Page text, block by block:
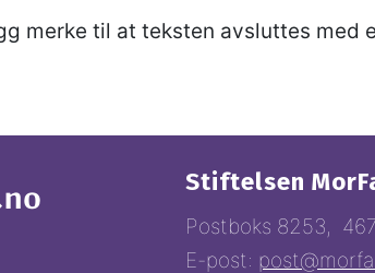
merke til at teksten avsluttes med
Stiftelsen
Postboks 8253,
E-post: